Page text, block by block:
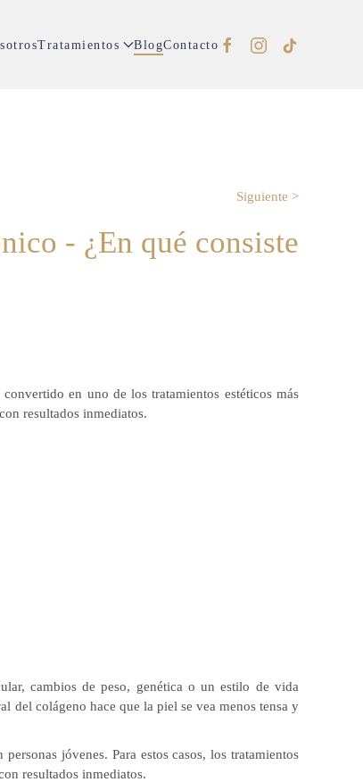
Tratamientos BlogContacto
Siguiente >
- ¿En qué consiste
en uno de los tratamientos estéticos más
resultados inmediatos.
cambios de peso, genética o un estilo de vida
del colágeno hace que la piel se vea menos tensa y
jóvenes. Para estos casos, los tratamientos
resultados inmediatos.